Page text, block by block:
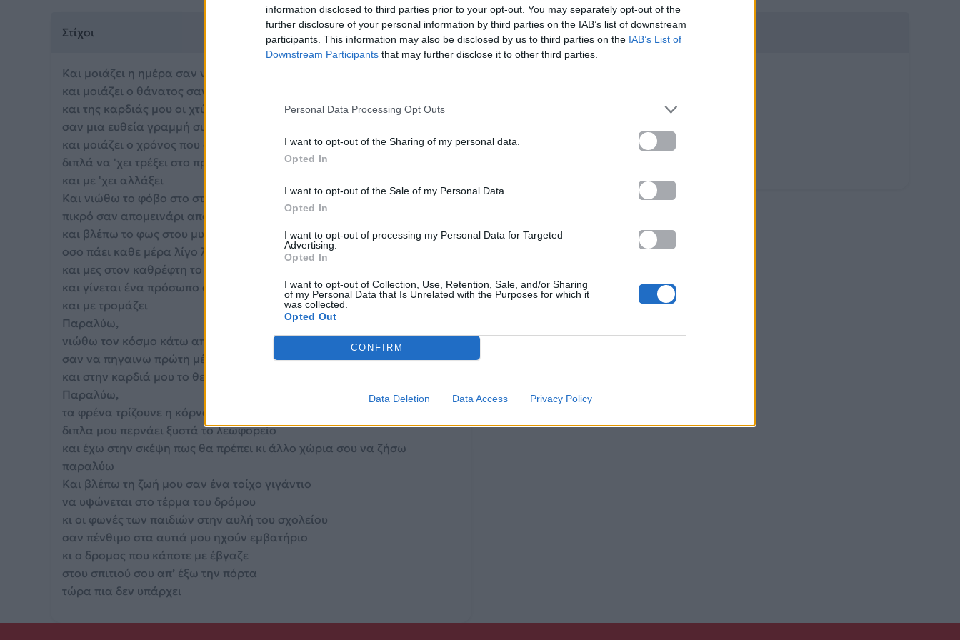
information disclosed to third parties prior to your opt-out. You may separately opt-out of the
further disclosure of your personal information by third parties on the IAB’s list of downstream
participants. This information may also be disclosed by us to third parties on the IAB’s List of
Downstream Participants that may further disclose it to other third parties.
Personal Data Processing Opt Outs
I want to opt-out of the Sharing of my personal data.
Opted In
I want to opt-out of the Sale of my Personal Data.
Opted In
I want to opt-out of processing my Personal Data for Targeted
Advertising.
Opted In
I want to opt-out of Collection, Use, Retention, Sale, and/or Sharing
of my Personal Data that Is Unrelated with the Purposes for which it
was collected.
Opted Out
CONFIRM
Data Deletion Data Access Privacy Policy
Στίχοι
Και μοιάζει η ημέρα σαν να 'χει ενωθεί με τη νύχτα
και μοιάζει ο θάνατος σαν να 'ναι η ζωή για μένα
και της καρδιάς μου οι χτύποι φαίνονται στην οθόνη
σαν μια ευθεία γραμμή συνεχόμενη
και μοιάζει ο χρόνος που δίχως να θέλεις σταμάτησες
διπλά να 'χει τρέξει στο πρόσωπό μου
και με 'χει αλλάξει
Και νιώθω το φόβο στο στήθος μου μέσα
πικρό σαν απομεινάρι απο καφέ σε φλιτζάνι
και βλέπω το φως στου μυαλού στο δωμάτιο
οσο πάει καθε μέρα λίγο λίγο να σβήνει
και μες στον καθρέφτη το πρόσωπό μου αλλάζει
και γίνεται ένα πρόσωπο άλλο, που δεν το γνωριζω
και με τρομάζει
Παραλύω,
νιώθω τον κόσμο κάτω απ’ τα πόδια μου να χάνεται
σαν να πηγαινω πρώτη μέρα στο σχολείο, Αύγουστος
και στην καρδιά μου το θερμόμετρο να δείχνει μείον δύο
Παραλύω,
τα φρένα τρίζουνε η κόρνα ουρλιάζει
διπλα μου περνάει ξυστά το λεωφορείο
και έχω στην σκέψη πως θα πρέπει κι άλλο χώρια σου να ζήσω
παραλύω
Και βλέπω τη ζωή μου σαν ένα τοίχο γιγάντιο
να υψώνεται στο τέρμα του δρόμου
κι οι φωνές των παιδιών στην αυλή του σχολείου
σαν πένθιμο στα αυτιά μου ηχούν εμβατήριο
κι ο δρομος που κάποτε με έβγαζε
στου σπιτιού σου απ’ έξω την πόρτα
τώρα πια δεν υπάρχει
Ακούστε στο Spotify